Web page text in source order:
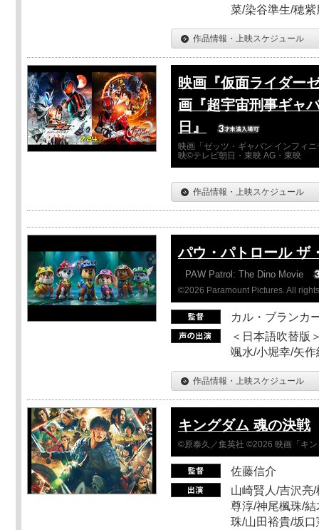
菜/染谷準生/穂
作品情報・上映スケジュール
映画『仮面ライダー
画『超宇宙刑事ギャ
日』
映画「ゼッツ・ギャバン インフィ
映©テレビ朝日・東映 AG・東映
作品情報・上映スケジュール
パウ・パトロール ザ
PAW Patrol: The Dino Movie
©2026 Paramount Pictures. All
カル・ブランカ
＜日本語吹替版
颯水/小堀幸/矢作
作品情報・上映スケジュール
キングダム 魂の決戦
©原泰久／集英社 ©2026 映画「キ
佐藤信介
山崎賢人/吉沢亮
尊淳/神尾楓珠/
珠/山田裕貴/坂